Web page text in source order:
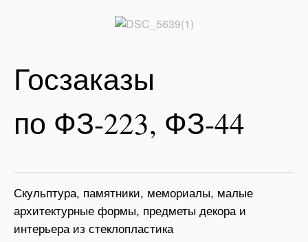
Госзаказы
по ФЗ-223, ФЗ-44
Скульптура, памятники, мемориалы, малые
архитектурные формы, предметы декора и
интерьера из стеклопластика